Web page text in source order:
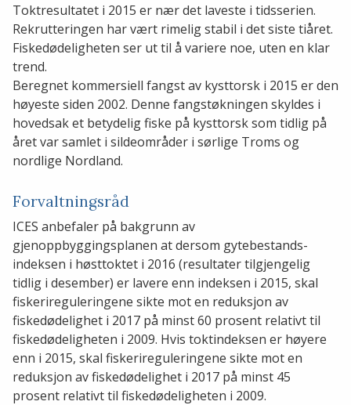
Toktresultatet i 2015 er nær det laveste i tidsserien.
Rekrutteringen har vært rimelig stabil i det siste tiåret.
Fiskedødeligheten ser ut til å variere noe, uten en klar
trend.
Beregnet kommersiell fangst av kysttorsk i 2015 er den
høyeste siden 2002. Denne fangstøkningen skyldes i
hovedsak et betydelig fiske på kysttorsk som tidlig på
året var samlet i sildeområder i sørlige Troms og
nordlige Nordland.
Forvaltningsråd
ICES anbefaler på bakgrunn av
gjenoppbyggingsplanen at dersom gytebestands-
indeksen i høsttoktet i 2016 (resultater tilgjengelig
tidlig i desember) er lavere enn indeksen i 2015, skal
fiskerireguleringene sikte mot en reduksjon av
fiskedødelighet i 2017 på minst 60 prosent relativt til
fiskedødeligheten i 2009. Hvis toktindeksen er høyere
enn i 2015, skal fiskerireguleringene sikte mot en
reduksjon av fiskedødelighet i 2017 på minst 45
prosent relativt til fiskedødeligheten i 2009.